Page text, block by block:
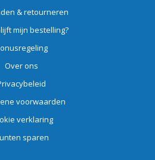
& retourneren
mijn bestelling?
Over ons
voorwaarden
verklaring
sparen